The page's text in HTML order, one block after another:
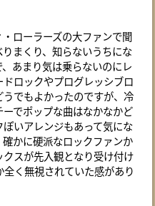
ローラーズの大ファンで聞
まくり、知らないうちにな
あまり気は乗らないのにレ
ロックやプログレッシブロ
でもよかったのですが、冷
でポップな曲はなかなかど
いアレンジもあって気にな
かに硬派なロックファンか
スが先入観となり受け付け
く無視されていた感があり